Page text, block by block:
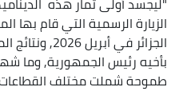
الزيارة الرسمية التي قام بها
الجزائر في أبريل
بأخيه رئيس الجمهورية, وما
طموحة شملت مختلف القطاعات